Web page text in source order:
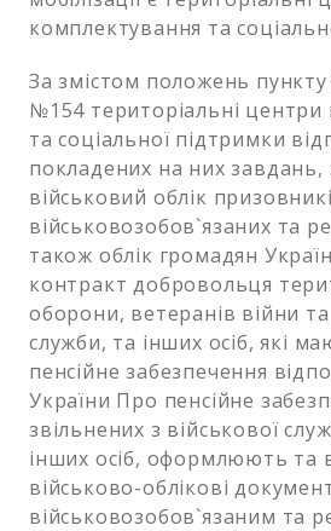
комплектування та
За змістом положень
№154 територіальні
та соціальної підтримки
покладених на них
військовий облік
військовозобов`язаних та
також облік громадян
контракт добровольця
оборони, ветеранів війни та
служби, та інших осіб, які
пенсійне забезпечення
України Про пенсійне
звільнених з військової
інших осіб, оформлюють та
військово-облікові
військовозобов`язаним та